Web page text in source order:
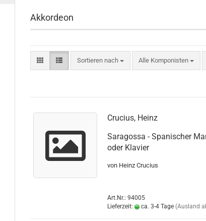
Akkordeon
Sortieren nach Alle Komponisten
Crucius, Heinz
Saragossa - Spanischer
oder Klavier
von Heinz Crucius
Art.Nr.: 94005
Lieferzeit:
ca. 3-4 Tage (Ausland